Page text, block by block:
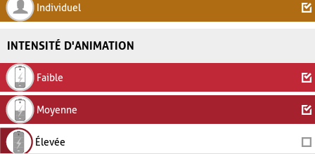
Individuel
INTENSITÉ D'ANIMATION
Faible
Moyenne
Élevée